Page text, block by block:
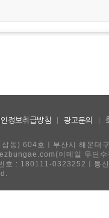
정보취급방침 광고문의
동) 604호ㅣ부산시 해운
이메일 무단수
호 : 180111-0323252ㅣ통